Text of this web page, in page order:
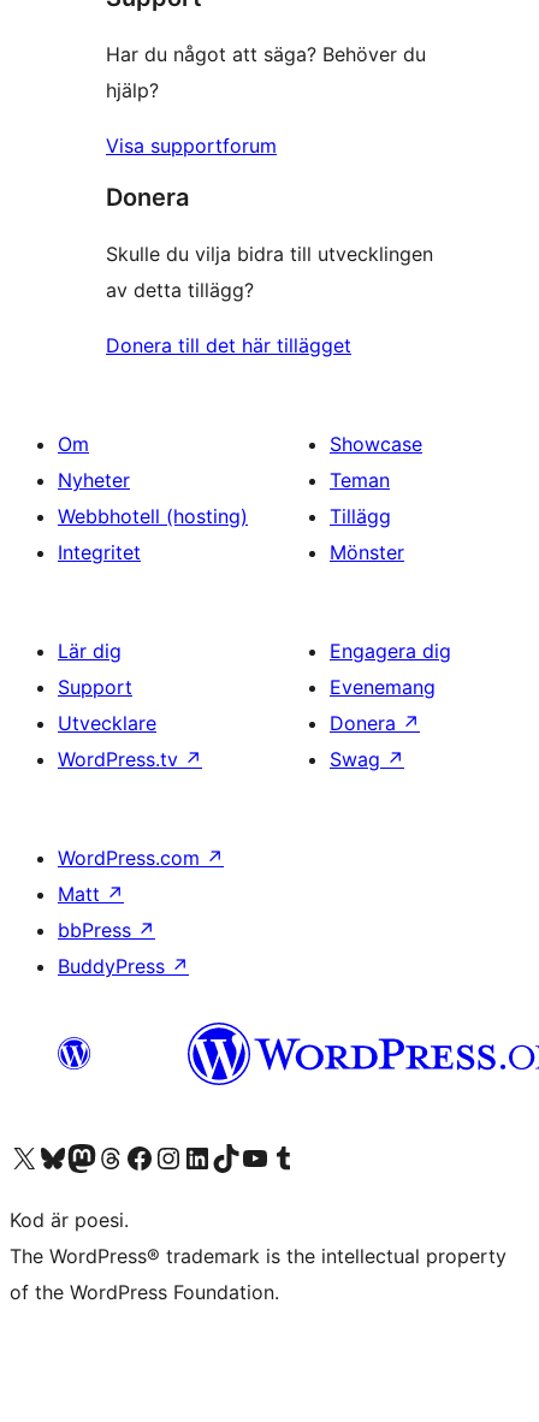
Har du något att säga? Behöver du
hjälp?
Visa supportforum
Donera
Skulle du vilja bidra till utvecklingen
av detta tillägg?
Donera till det här tillägget
Om
Nyheter
Webbhotell (hosting)
Integritet
Showcase
Teman
Tillägg
Mönster
Lär dig
Support
Utvecklare
WordPress.tv ↗
Engagera dig
Evenemang
Donera ↗
Swag ↗
WordPress.com ↗
Matt ↗
bbPress ↗
BuddyPress ↗
Besök vår X-konto (f.d. Twitter)
Besök vårt Bluesky-konto
Besök vårt Mastodon-konto
Besök vårt Thread-konto
Besök vår Facebook-sidaBesök vårt Instagram-konto
Besök vårt LinkedIn-konto
Besök vårt TikTok-konto
Besök vår YouTube-kanalBesök vårt Tumblr-konto
Kod är poesi.
The WordPress® trademark is the intellectual property
of the WordPress Foundation.